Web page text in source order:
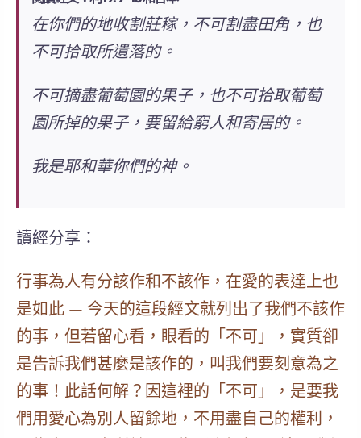
在你們的地收割莊稼， 不可割盡田角，也
不可拾取所遺落的。
不可摘盡葡萄園的果子，也不可拾取葡萄
園所掉的果子，要留給窮人和寄居的。
我是耶和華你們的神。
讀經分享：
行事為人有分該作和不該作， 在愛的表達上也
是如此 — 今天的這段經文就列出了我們不該作
的事，但若留心看，眼看的「不可」，實質卻
是告訴我們甚麼是該作的，叫我們要刻意為之
的事！此話何解？因這裡的「不可」，是要我
們用愛心為別人留餘地，不用盡自己的權利，